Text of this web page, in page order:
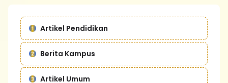
Artikel Pendidikan
Berita Kampus
Artikel Umum